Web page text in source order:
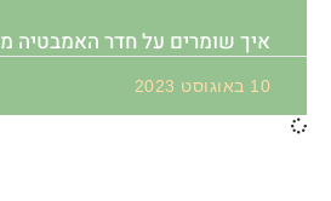
איך שומרים על חדר האמבטיה
10 באוגוסט 2023